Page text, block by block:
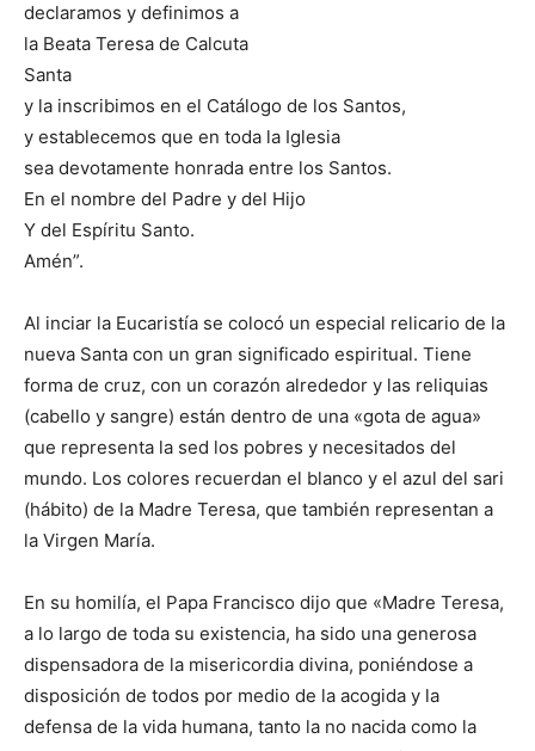
declaramos y definimos a
la Beata Teresa de Calcuta
Santa
y la inscribimos en el Catálogo de los Santos,
y establecemos que en toda la Iglesia
sea devotamente honrada entre los Santos.
En el nombre del Padre y del Hijo
Y del Espíritu Santo.
Amén”.
Al inciar la Eucaristía se colocó un especial relicario de la
nueva Santa con un gran significado espiritual. Tiene
forma de cruz, con un corazón alrededor y las reliquias
(cabello y sangre) están dentro de una «gota de agua»
que representa la sed los pobres y necesitados del
mundo. Los colores recuerdan el blanco y el azul del sari
(hábito) de la Madre Teresa, que también representan a
la Virgen María.
En su homilía, el Papa Francisco dijo que «Madre Teresa,
a lo largo de toda su existencia, ha sido una generosa
dispensadora de la misericordia divina, poniéndose a
disposición de todos por medio de la acogida y la
defensa de la vida humana, tanto la no nacida como la